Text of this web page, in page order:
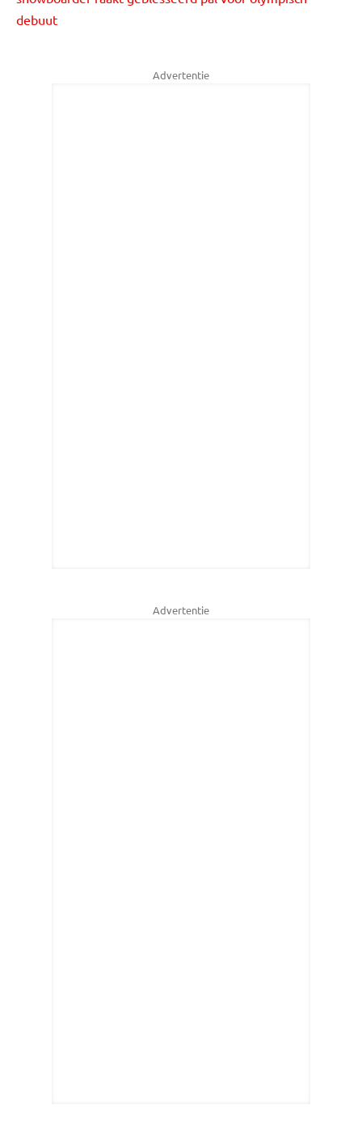
debuut
Advertentie
Advertentie